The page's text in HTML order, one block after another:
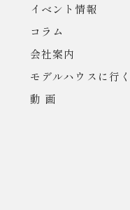
イベント情報
コラム
会社案内
モデルハウスに行く
動 画